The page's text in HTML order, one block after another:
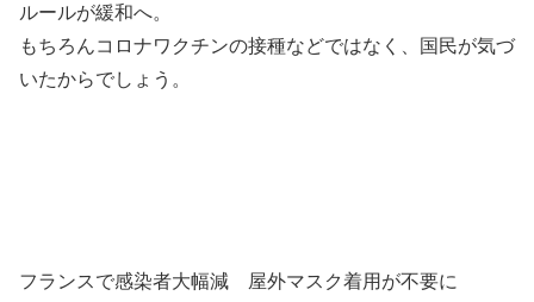
ルールが緩和へ。
もちろんコロナワクチンの接種などではなく、国民が気づ
いたからでしょう。
フランスで感染者大幅減 屋外マスク着用が不要に